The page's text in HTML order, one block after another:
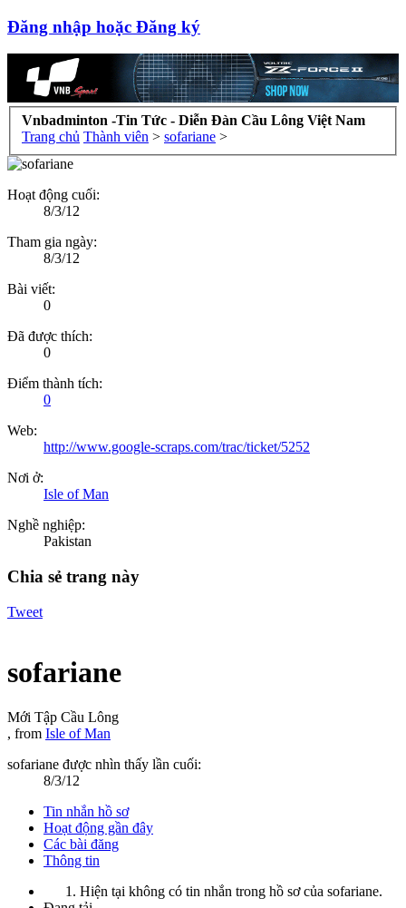
Đăng nhập hoặc Đăng ký
Vnbadminton -Tin Tức - Diễn Đàn Cầu Lông Việt Nam
Trang chủ Thành viên > sofariane >
Hoạt động cuối:
8/3/12
Tham gia ngày:
8/3/12
Bài viết:
0
Đã được thích:
0
Điểm thành tích:
0
Web:
http://www.google-scraps.com/trac/ticket/5252
Nơi ở:
Isle of Man
Nghề nghiệp:
Pakistan
Chia sẻ trang này
Tweet
sofariane
Mới Tập Cầu Lông
, from Isle of Man
sofariane được nhìn thấy lần cuối:
8/3/12
Tin nhắn hồ sơ
Hoạt động gần đây
Các bài đăng
Thông tin
Hiện tại không có tin nhắn trong hồ sơ của sofariane.